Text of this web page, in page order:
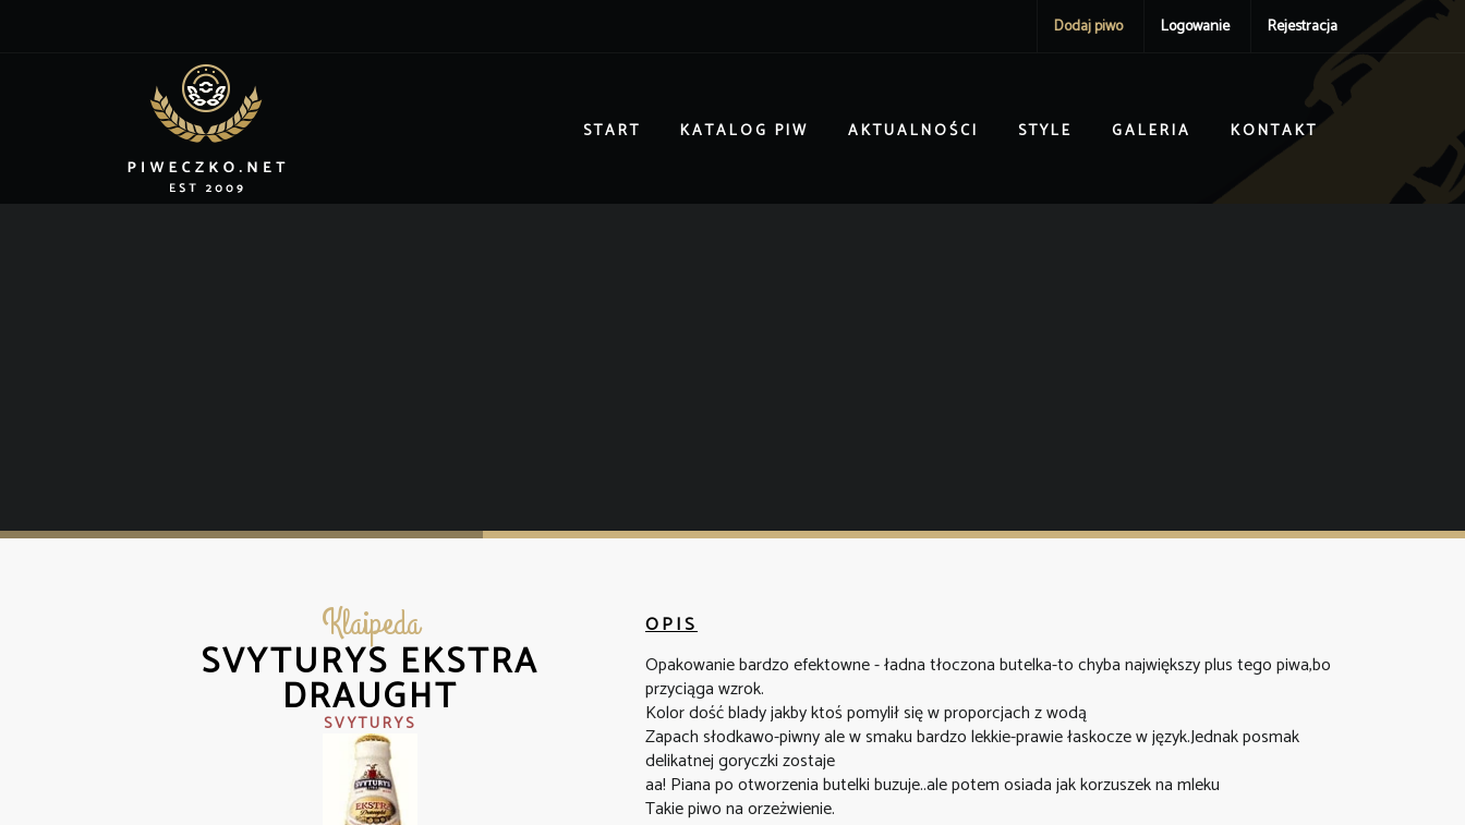
Dodaj piwo Logowanie Rejestracja
START KATALOG PIW AKTUALNOŚCI STYLE GALERIA KONTAKT
Klaipeda
SVYTURYS EKSTRA
DRAUGHT
SVYTURYS
OPIS
Opakowanie bardzo efektowne - ładna tłoczona butelka-to chyba największy plus tego piwa,bo
przyciąga wzrok.
Kolor dość blady jakby ktoś pomylił się w proporcjach z wodą
Zapach słodkawo-piwny ale w smaku bardzo lekkie-prawie łaskocze w język.Jednak posmak
delikatnej goryczki zostaje
aa! Piana po otworzenia butelki buzuje..ale potem osiada jak korzuszek na mleku
Takie piwo na orzeżwienie.